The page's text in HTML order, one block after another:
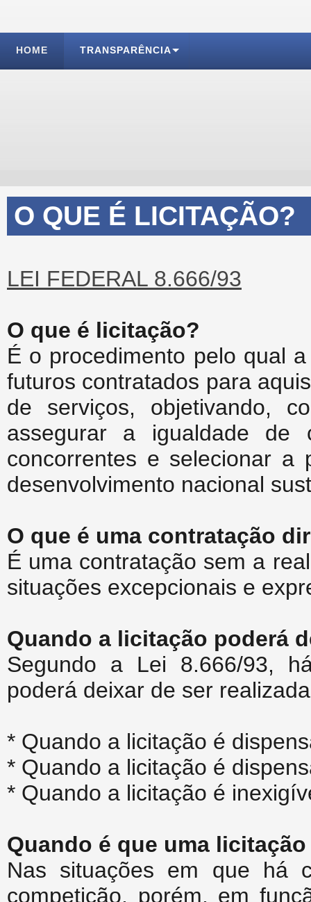
HOME TRANSPARÊNCIA
O QUE É LICITAÇÃO?
LEI FEDERAL 8.666/93
O que é licitação?
É o procedimento pelo qual
futuros contratados para
de serviços, objetivando,
assegurar a igualdade de
concorrentes e selecionar a
desenvolvimento nacional
O que é uma contratação
É uma contratação sem a
situações excepcionais e
Quando a licitação poderá
Segundo a Lei 8.666/93,
poderá deixar de ser
* Quando a licitação é
* Quando a licitação é
* Quando a licitação é
Quando é que uma
Nas situações em que há
competição, porém, em